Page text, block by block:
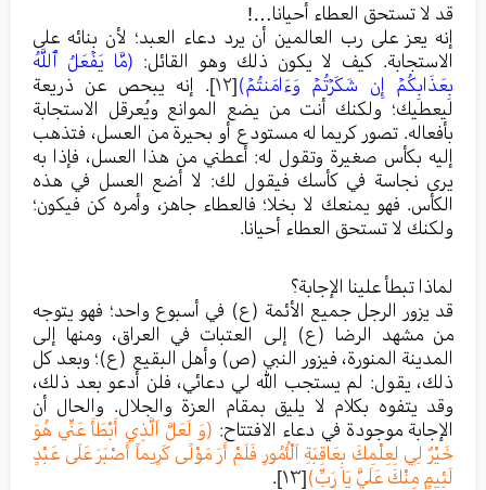
قد لا تستحق العطاء أحيانا…!
إنه يعز على رب العالمين أن يرد دعاء العبد؛ لأن بنائه على
الاستجابة. كيف لا يكون ذلك وهو القائل: (مَّا يَفۡعَلُ ٱللَّهُ
بِعَذَابِكُمۡ إِن شَكَرۡتُمۡ وَءَامَنتُمۡ)[١٢]
. إنه يبحص عن ذريعة
ليعطيك؛ ولكنك أنت من يضع الموانع ويُعرقل الاستجابة
بأفعاله. تصور كريما له مستودع أو بحيرة من العسل، فتذهب
إليه بكأس صغيرة وتقول له: أعطني من هذا العسل، فإذا به
يرى نجاسة في كأسك فيقول لك: لا أضع العسل في هذه
الكأس. فهو يمنعك لا بخلا؛ فالعطاء جاهز، وأمره كن فيكون؛
ولكنك لا تستحق العطاء أحيانا.
لماذا تبطأ علينا الإجابة؟
قد يزور الرجل جميع الأئمة (ع) في أسبوع واحد؛ فهو يتوجه
من مشهد الرضا (ع) إلى العتبات في العراق، ومنها إلى
المدينة المنورة، فيزور النبي (ص) وأهل البقيع (ع)؛ وبعد كل
ذلك، يقول: لم يستجب الله لي دعائي، فلن أدعو بعد ذلك،
وقد يتفوه بكلام لا يليق بمقام العزة والجلال. والحال أن
الإجابة موجودة في دعاء الافتتاح: (وَ لَعَلَّ اَلَّذِي أَبْطَأَ عَنِّي هُوَ
خَيْرٌ لِي لِعِلْمِكَ بِعَاقِبَةِ اَلْأُمُورِ فَلَمْ أَرَ مَوْلًى كَرِيماً أَصْبَرَ عَلَى عَبْدٍ
لَئِيمٍ مِنْكَ عَلَيَّ يَا رَبِّ)[١٣] .